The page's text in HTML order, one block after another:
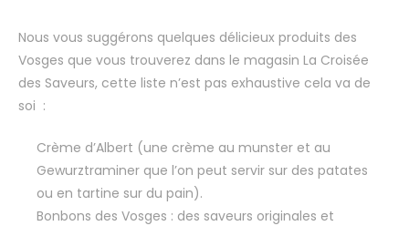
Nous vous suggérons quelques délicieux produits des
Vosges que vous trouverez dans le magasin La Croisée
des Saveurs, cette liste n’est pas exhaustive cela va de
soi :
Crème d’Albert (une crème au munster et au
Gewurztraminer que l’on peut servir sur des patates
ou en tartine sur du pain).
Bonbons des Vosges : des saveurs originales et